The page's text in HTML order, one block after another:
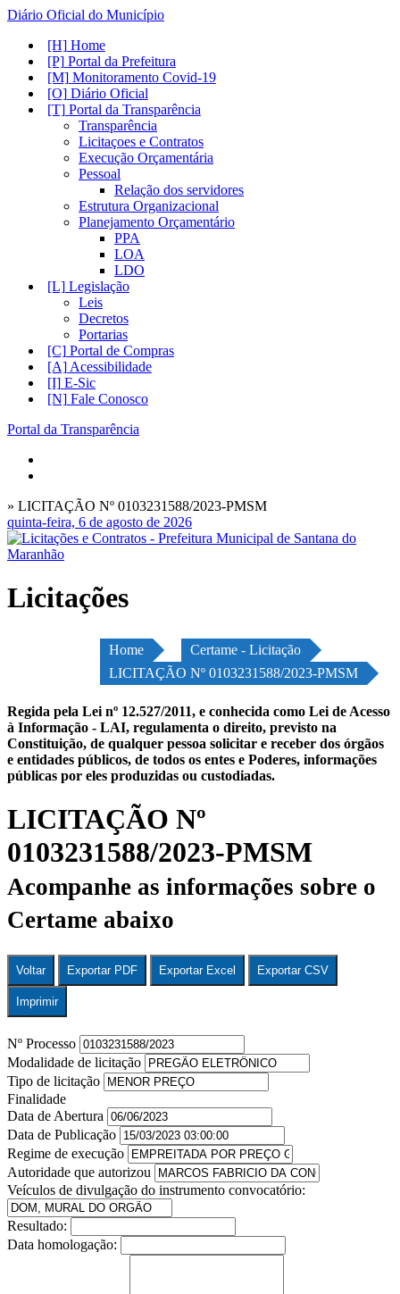
Diário Oficial do Município
Home
Portal da Prefeitura
Monitoramento Covid-19
Diário Oficial
Portal da Transparência
Transparência
Licitaçoes e Contratos
Execução Orçamentária
Pessoal
Relação dos servidores
Estrutura Organizacional
Planejamento Orçamentário
PPA
LOA
LDO
Legislação
Leis
Decretos
Portarias
Portal de Compras
Acessibilidade
E-Sic
Fale Conosco
Portal da Transparência
» LICITAÇÃO Nº 0103231588/2023-PMSM
quinta-feira, 6 de agosto de 2026
Licitações
Home
Certame - Licitação
LICITAÇÃO Nº 0103231588/2023-PMSM
Regida pela Lei nº 12.527/2011, e conhecida como Lei de Acesso
à Informação - LAI, regulamenta o direito, previsto na
Constituição, de qualquer pessoa solicitar e receber dos órgãos
e entidades públicos, de todos os entes e Poderes, informações
públicas por eles produzidas ou custodiadas.
LICITAÇÃO Nº
0103231588/2023-PMSM
Acompanhe as informações sobre o
Certame abaixo
Voltar Exportar PDF Exportar Excel Exportar CSV
Imprimir
Nº Processo
Modalidade de licitação
Tipo de licitação
Finalidade
Data de Abertura
Data de Publicação
Regime de execução
Autoridade que autorizou
Veículos de divulgação do instrumento convocatório:
Resultado:
Data homologação: